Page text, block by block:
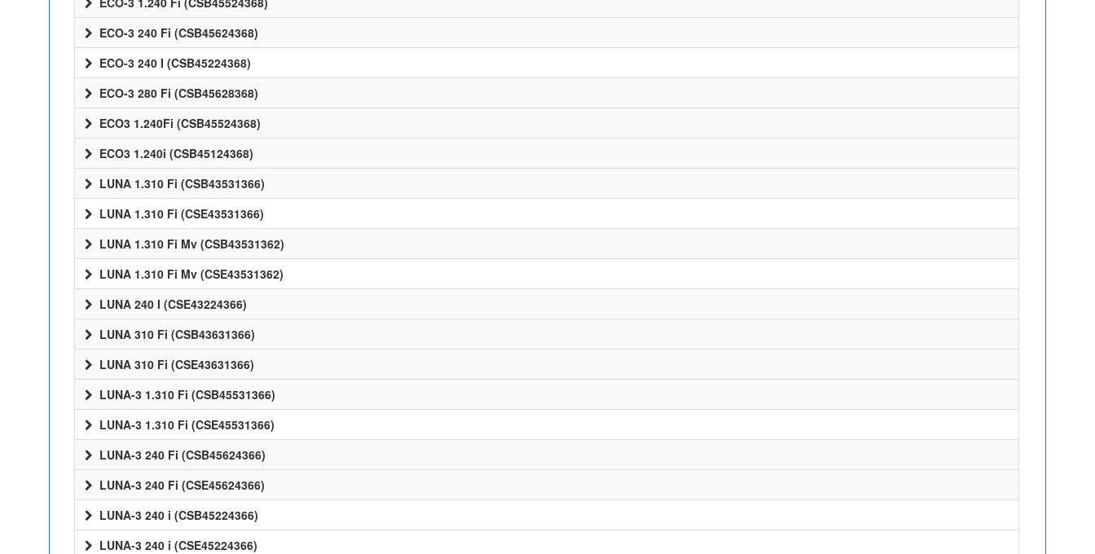
ECO-3 240 Fi (CSB45624368)
ECO-3 240 I (CSB45224368)
ECO-3 280 Fi (CSB45628368)
ECO3 1.240Fi (CSB45524368)
ECO3 1.240i (CSB45124368)
LUNA 1.310 Fi (CSB43531366)
LUNA 1.310 Fi (CSE43531366)
LUNA 1.310 Fi Mv (CSB43531362)
LUNA 1.310 Fi Mv (CSE43531362)
LUNA 240 I (CSE43224366)
LUNA 310 Fi (CSB43631366)
LUNA 310 Fi (CSE43631366)
LUNA-3 1.310 Fi (CSB45531366)
LUNA-3 1.310 Fi (CSE45531366)
LUNA-3 240 Fi (CSB45624366)
LUNA-3 240 Fi (CSE45624366)
LUNA-3 240 i (CSB45224366)
LUNA-3 240 i (CSE45224366)